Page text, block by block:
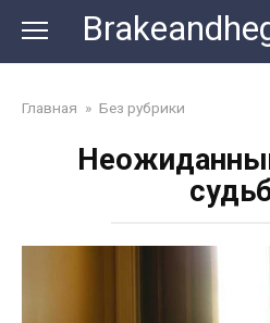
content
Главная » Без рубрики